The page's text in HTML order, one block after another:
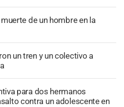
de un hombre en la
un tren y un colectivo a
para dos hermanos
contra un adolescente en